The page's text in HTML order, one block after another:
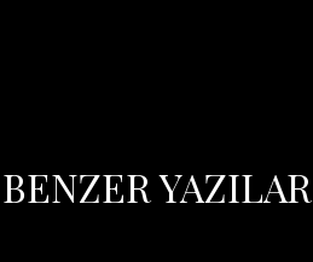
BENZER YAZILAR